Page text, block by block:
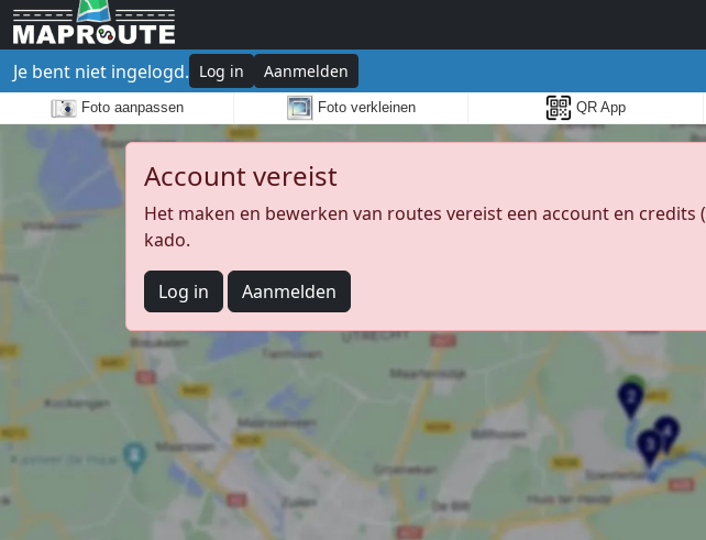
Je bent niet ingelogd. Log in Aanmelden
Foto aanpassen Foto verkleinen QR App
Account vereist
Het maken en bewerken van routes vereist een account en credits (
kado.
Log in Aanmelden